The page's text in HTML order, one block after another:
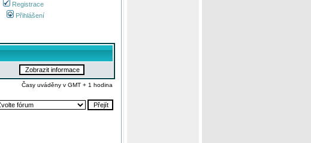
Registrace
Přihlášení
Časy uváděny v GMT + 1 hodina